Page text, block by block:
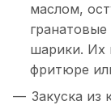
маслом,
шарики. Их
фритюре
Закуска из